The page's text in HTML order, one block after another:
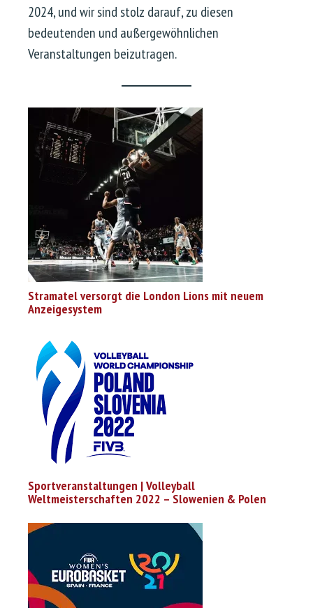
2024, und wir sind stolz darauf, zu diesen
bedeutenden und außergewöhnlichen
Veranstaltungen beizutragen.
Stramatel versorgt die London Lions mit neuem
Anzeigesystem
Sportveranstaltungen | Volleyball
Weltmeisterschaften 2022 – Slowenien & Polen